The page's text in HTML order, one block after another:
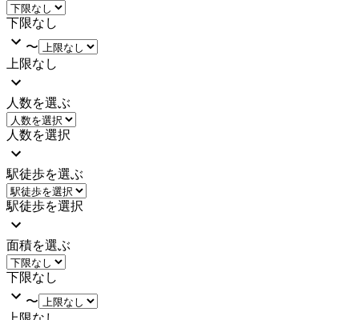
下限なし
〜
上限なし
人数を選ぶ
人数を選択
駅徒歩を選ぶ
駅徒歩を選択
面積を選ぶ
下限なし
〜